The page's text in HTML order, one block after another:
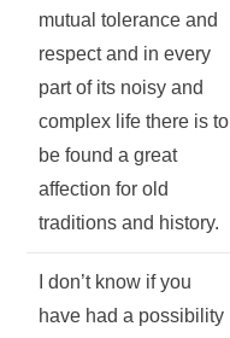
mutual tolerance and
respect and in every
part of its noisy and
complex life there is to
be found a great
affection for old
traditions and history.
I don’t know if you
have had a possibility